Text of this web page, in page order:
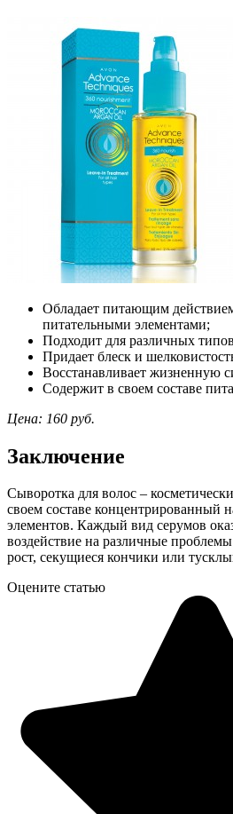
Обладает питающим
питательными элементами;
Подходит для различных
Придает блеск и
Восстанавливает жизненную
Содержит в своем составе
Цена: 160 руб.
Заключение
Сыворотка для волос –
своем составе концентрированный
элементов. Каждый вид серумов
воздействие на различные
рост, секущиеся кончики или
Оцените статью